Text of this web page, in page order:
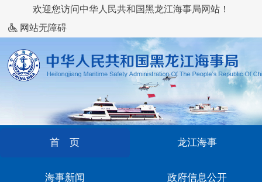
欢迎您访问中华人民共和国黑龙江海事局网站！
网站无障碍
首 页 龙江海事
海事新闻 政府信息公开